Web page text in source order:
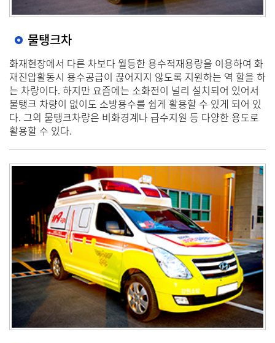
물탱크차
화재현장에서 다른 차보다 월등한 용수적재용량을 이용하여 화
재진압활동시 용수공급이 끊어지지 않도록 지원하는 역 할을 하
는 차량이다. 하지만 요즘에는 소화전이 널리 설치되어 있어서
물탱크 차량이 없이도 소방용수를 쉽게 활용할 수 있게 되어 있
다. 그외 물탱크차량은 비화경계나 급수지원 등 다양한 용도로
활용할 수 있다.